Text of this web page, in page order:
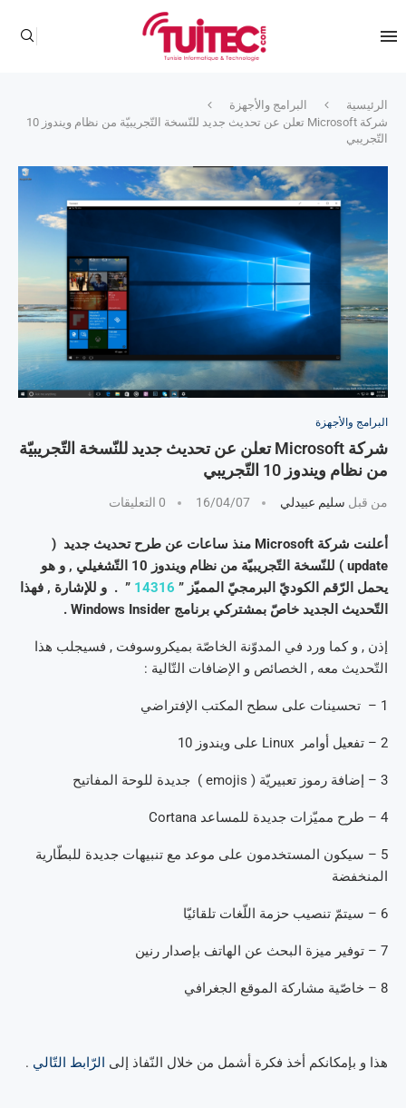
الرئيسية
البرامج والأجهزة
شركة Microsoft تعلن عن تحديث جديد للنّسخة التّجريبيّة من نظام ويندوز 10
التّجريبي
البرامج والأجهزة
شركة Microsoft تعلن عن تحديث جديد للنّسخة التّجريبيّة
من نظام ويندوز 10 التّجريبي
من قبل سليم عبيدلي 16/04/07 0 التعليقات
أعلنت شركة Microsoft منذ ساعات عن طرح تحديث جديد (
update ) للنّسخة التّجريبيّة من نظام ويندوز 10 التّشغيلي , و هو
يحمل الرّقم الكوديّ البرمجيّ المميّز ” 14316 ” . و للإشارة , فهذا
التّحديث الجديد خاصّ بمشتركي برنامج Windows Insider .
إذن , و كما ورد في المدوّنة الخاصّة بميكروسوفت , فسيجلب هذا
التّحديث معه , الخصائص و الإضافات التّالية :
1 – تحسينات على سطح المكتب الإفتراضي
2 – تفعيل أوامر Linux على ويندوز 10
3 – إضافة رموز تعبيريّة ( emojis ) جديدة للوحة المفاتيح
4 – طرح مميّزات جديدة للمساعد Cortana
5 – سيكون المستخدمون على موعد مع تنبيهات جديدة للبطّارية
المنخفضة
6 – سيتمّ تنصيب حزمة اللّغات تلقائيّا
7 – توفير ميزة البحث عن الهاتف بإصدار رنين
8 – خاصّية مشاركة الموقع الجغرافي
هذا و بإمكانكم أخذ فكرة أشمل من خلال النّفاذ إلى الرّابط التّالي .